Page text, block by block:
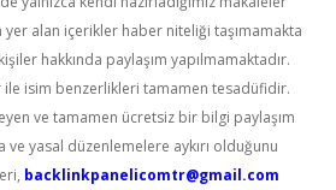
yer alan içerikler haber niteliği taşımamakta
hakkında paylaşım yapılmamaktadır.
ile isim benzerlikleri tamamen tesadüfidir.
ve tamamen ücretsiz bir bilgi paylaşım
yasal düzenlemelere aykırı olduğunu
backlinkpanelicomtr@gmail.com